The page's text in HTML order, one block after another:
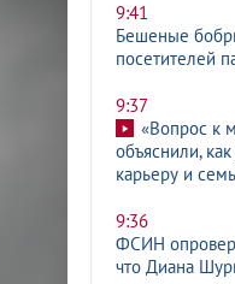
9:41
Бешеные
посетителей
9:37
«Вопрос к
объяснили,
карьеру и
9:36
ФСИН
что Диана